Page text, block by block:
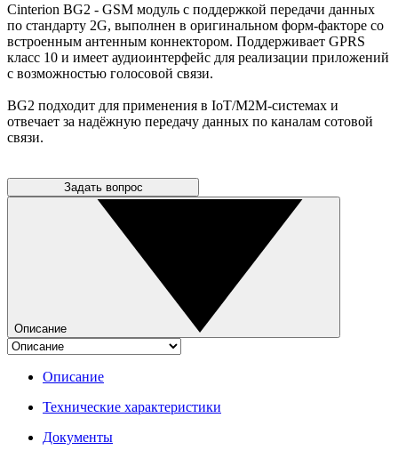
Cinterion BG2 - GSM модуль с поддержкой передачи данных
по стандарту 2G, выполнен в оригинальном форм-факторе со
встроенным антенным коннектором. Поддерживает GPRS
класс 10 и имеет аудиоинтерфейс для реализации приложений
с возможностью голосовой связи.
BG2 подходит для применения в IoT/M2M-системах и
отвечает за надёжную передачу данных по каналам сотовой
связи.
Задать вопрос
Описание
Описание
Технические характеристики
Документы